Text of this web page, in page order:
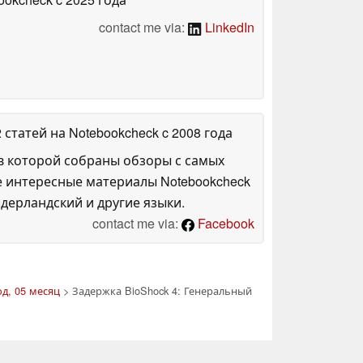
contact me via:
LinkedIn
статей на Notebookcheckc 2008 года
собраны обзоры с самых
материалы Notebookcheck
и другие языки.
contact me via:
Facebook
05 месяц > Задержка BioShock 4: Генеральный